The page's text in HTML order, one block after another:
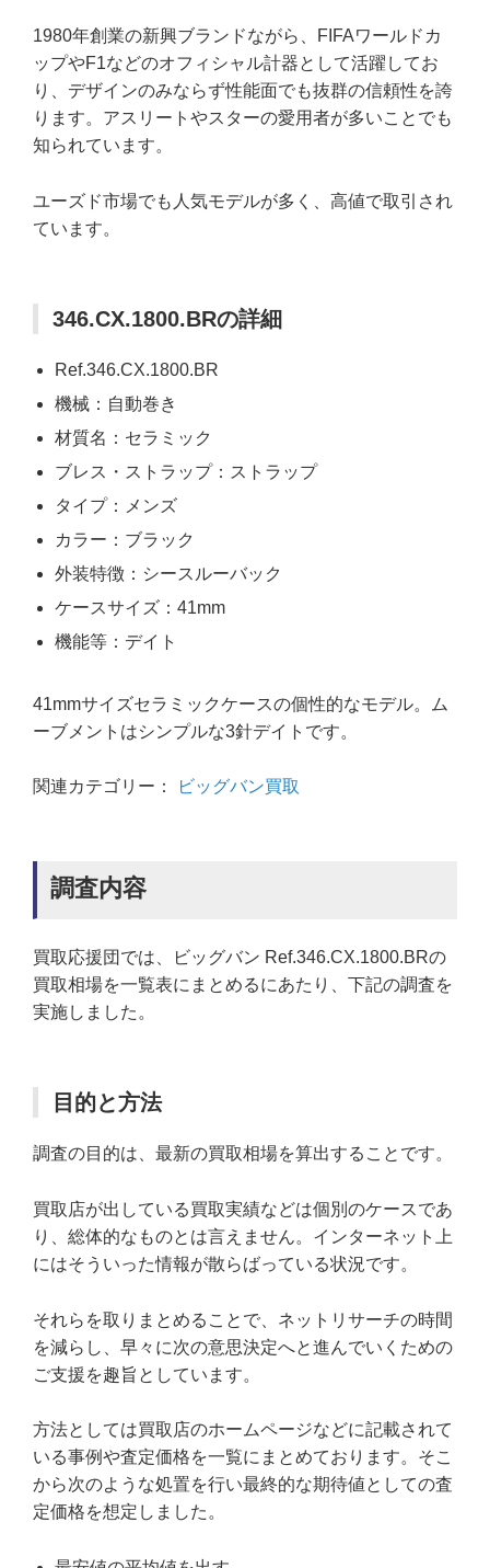
1980年創業の新興ブランドながら、FIFAワールドカ
ップやF1などのオフィシャル計器として活躍してお
り、デザインのみならず性能面でも抜群の信頼性を誇
ります。アスリートやスターの愛用者が多いことでも
知られています。
ユーズド市場でも人気モデルが多く、高値で取引され
ています。
346.CX.1800.BRの詳細
Ref.346.CX.1800.BR
機械：自動巻き
材質名：セラミック
ブレス・ストラップ：ストラップ
タイプ：メンズ
カラー：ブラック
外装特徴：シースルーバック
ケースサイズ：41mm
機能等：デイト
41mmサイズセラミックケースの個性的なモデル。ム
ーブメントはシンプルな3針デイトです。
関連カテゴリー： ビッグバン買取
調査内容
買取応援団では、ビッグバン Ref.346.CX.1800.BRの
買取相場を一覧表にまとめるにあたり、下記の調査を
実施しました。
目的と方法
調査の目的は、最新の買取相場を算出することです。
買取店が出している買取実績などは個別のケースであ
り、総体的なものとは言えません。インターネット上
にはそういった情報が散らばっている状況です。
それらを取りまとめることで、ネットリサーチの時間
を減らし、早々に次の意思決定へと進んでいくための
ご支援を趣旨としています。
方法としては買取店のホームページなどに記載されて
いる事例や査定価格を一覧にまとめております。そこ
から次のような処置を行い最終的な期待値としての査
定価格を想定しました。